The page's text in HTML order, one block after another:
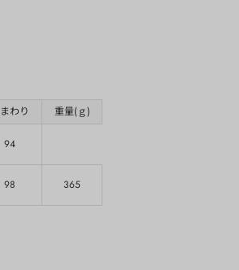
わり 重量(ｇ)
94
98 365